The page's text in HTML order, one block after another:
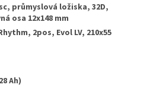
průmyslová ložiska, 32D,
osa 12x148 mm
2pos, Evol LV, 210x55
Ah)